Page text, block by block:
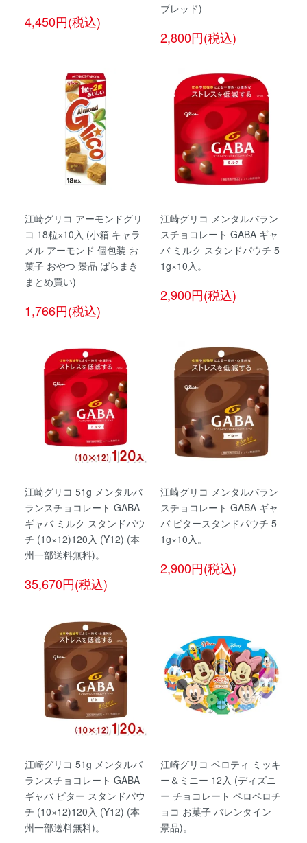
4,450円(税込)
ブレッド)
2,800円(税込)
江崎グリコ アーモンドグリ
コ 18粒×10入 (小箱 キャラ
メル アーモンド 個包装 お
菓子 おやつ 景品 ばらまき
まとめ買い)
1,766円(税込)
江崎グリコ メンタルバラン
スチョコレート GABA ギャ
バ ミルク スタンドパウチ 5
1g×10入。
2,900円(税込)
江崎グリコ 51g メンタルバ
ランスチョコレート GABA
ギャバ ミルク スタンドパウ
チ (10×12)120入 (Y12) (本
州一部送料無料)。
35,670円(税込)
江崎グリコ メンタルバラン
スチョコレート GABA ギャ
バ ビタースタンドパウチ 5
1g×10入。
2,900円(税込)
江崎グリコ 51g メンタルバ
ランスチョコレート GABA
ギャバ ビター スタンドパウ
チ (10×12)120入 (Y12) (本
州一部送料無料)。
江崎グリコ ペロティ ミッキ
ー＆ミニー 12入 (ディズニ
ー チョコレート ペロペロチ
ョコ お菓子 バレンタイン
景品)。